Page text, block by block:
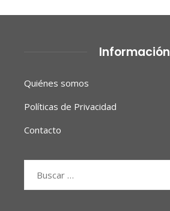
Información
Quiénes somos
Políticas de Privacidad
Contacto